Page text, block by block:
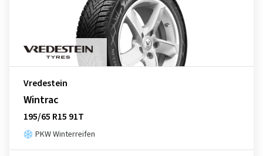
Vredestein
Wintrac
195/65 R15 91T
PKW Winterreifen